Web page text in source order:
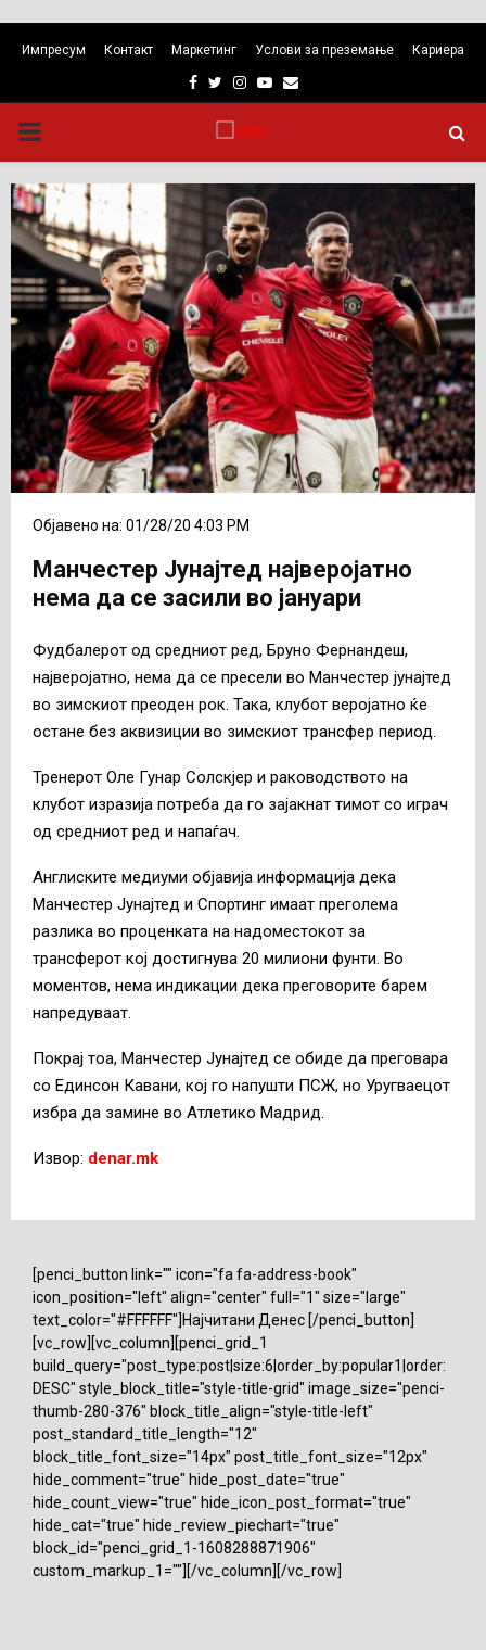
Импресум Контакт Маркетинг Услови за преземање Кариера
Facebook
TwitterInstagram
Youtube
Email
PRIMARY
MENU
Објавено на: 01/28/20 4:03 PM
Манчестер Јунајтед најверојатно
нема да се засили во јануари
Фудбалерот од средниот ред, Бруно Фернандеш,
најверојатно, нема да се пресели во Манчестер јунајтед
во зимскиот преоден рок. Така, клубот веројатно ќе
остане без аквизиции во зимскиот трансфер период.
Тренерот Оле Гунар Солскјер и раководството на
клубот изразија потреба да го зајакнат тимот со играч
од средниот ред и напаѓач.
Англиските медиуми објавија информација дека
Манчестер Јунајтед и Спортинг имаат преголема
разлика во проценката на надоместокот за
трансферот кој достигнува 20 милиони фунти. Во
моментов, нема индикации дека преговорите барем
напредуваат.
Покрај тоа, Манчестер Јунајтед се обиде да преговара
со Единсон Кавани, кој го напушти ПСЖ, но Уругваецот
избра да замине во Атлетико Мадрид.
Извор: denar.mk
[penci_button link="" icon="fa fa-address-book"
icon_position="left" align="center" full="1" size="large"
text_color="#FFFFFF"]Најчитани Денес [/penci_button]
[vc_row][vc_column][penci_grid_1
build_query="post_type:post|size:6|order_by:popular1|order:
DESC" style_block_title="style-title-grid" image_size="penci-
thumb-280-376" block_title_align="style-title-left"
post_standard_title_length="12"
block_title_font_size="14px" post_title_font_size="12px"
hide_comment="true" hide_post_date="true"
hide_count_view="true" hide_icon_post_format="true"
hide_cat="true" hide_review_piechart="true"
block_id="penci_grid_1-1608288871906"
custom_markup_1=""][/vc_column][/vc_row]